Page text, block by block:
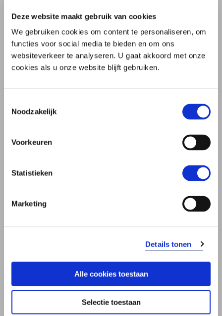
Deze website maakt gebruik van cookies
We gebruiken cookies om content te personaliseren, om
functies voor social media te bieden en om ons
websiteverkeer te analyseren. U gaat akkoord met onze
cookies als u onze website blijft gebruiken.
Noodzakelijk
Voorkeuren
Statistieken
Marketing
Details tonen
Alle cookies toestaan
Selectie toestaan
BROCHURE ERFENIS
Alles over een erfenis krijgen.
Bekijk de brochure
Jadeze
Verklaring van erfrecht
Is er een testament